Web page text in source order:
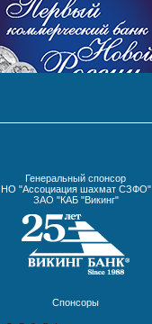
Генеральный спонсор
НО "Ассоциация шахмат СЗФО"
ЗАО "КАБ "Викинг"
Спонсоры